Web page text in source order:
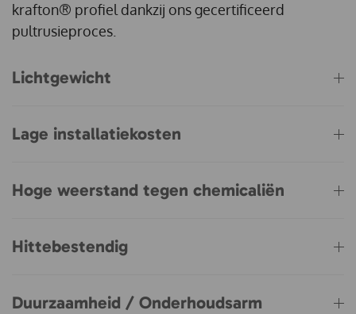
krafton® profiel dankzij ons gecertificeerd
pultrusieproces.
Lichtgewicht
Lage installatiekosten
Hoge weerstand tegen chemicaliën
Hittebestendig
Duurzaamheid / Onderhoudsarm